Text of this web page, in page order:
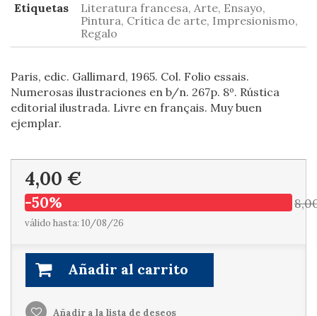
Etiquetas
Literatura francesa, Arte, Ensayo,
Pintura, Crítica de arte, Impresionismo,
Regalo
Paris, edic. Gallimard, 1965. Col. Folio essais.
Numerosas ilustraciones en b/n. 267p. 8º. Rústica
editorial ilustrada. Livre en français. Muy buen
ejemplar.
4,00 €
-50%
válido hasta: 10/08/26
Añadir al carrito
Añadir a la lista de deseos